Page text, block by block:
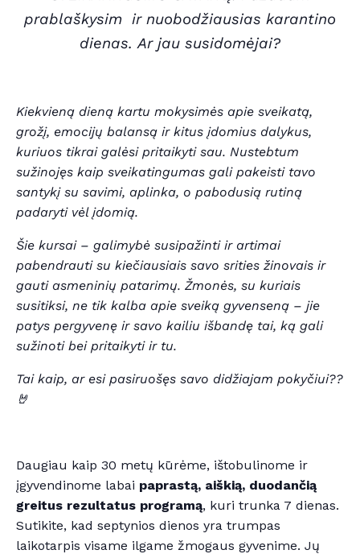
prablaškysim ir nuobodžiausias karantino
dienas.Ar jau susidomėjai?
Kiekvieną dieną kartu mokysimės apie sveikatą,
grožį, emocijų balansą ir kitus įdomius dalykus,
kuriuos tikrai galėsi pritaikyti sau. Nustebtum
sužinojęs kaip sveikatingumas gali pakeisti tavo
santykį su savimi, aplinka, o pabodusią rutiną
padaryti vėl įdomią.
Šie kursai – galimybė susipažinti ir artimai
pabendrauti su kiečiausiais savo srities žinovais ir
gauti asmeninių patarimų. Žmonės, su kuriais
susitiksi, ne tik kalba apie sveiką gyvenseną – jie
patys pergyvenę ir savo kailiu išbandę tai, ką gali
sužinoti bei pritaikyti ir tu.
Tai kaip, ar esi pasiruošęs savo didžiajam pokyčiui??
🤘
Daugiau kaip 30 metų kūrėme, ištobulinome ir
įgyvendinome labai paprastą, aiškią, duodančią
greitus rezultatus programą, kuri trunka 7 dienas.
Sutikite, kad septynios dienos yra trumpas
laikotarpis visame ilgame žmogaus gyvenime. Jų